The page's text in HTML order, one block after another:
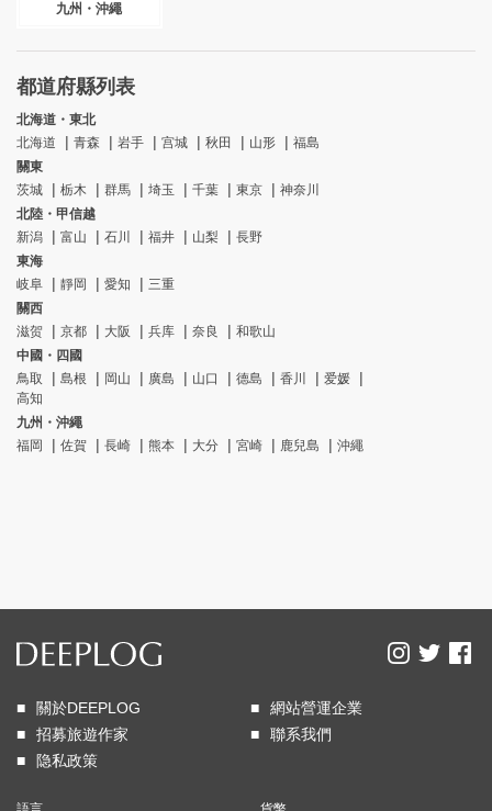
九州・沖繩
都道府縣列表
北海道・東北
北海道
青森 岩手 宫城 秋田 山形
福島
關東
茨城
栃木 群馬 埼玉 千葉 東京
神奈川
北陸・甲信越
新潟
富山 石川 福井 山梨
長野
東海
岐阜
靜岡 愛知
三重
關西
滋贺
京都 大阪 兵库 奈良
和歌山
中國・四國
鳥取
島根 岡山 廣島 山口 德島 香川
爱媛
高知
九州・沖繩
福岡
佐賀 長崎 熊本 大分 宮崎 鹿兒島 沖繩
關於DEEPLOG
網站營運企業
招募旅遊作家
聯系我們
隐私政策